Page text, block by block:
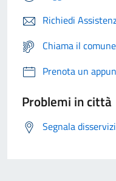
Richiedi
Chiama il
Prenota un
Problemi in città
Segnala